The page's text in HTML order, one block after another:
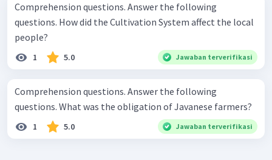
Comprehension questions. Answer the following
questions. How did the Cultivation System affect the local
people?
1 5.0 Jawaban terverifikasi
Comprehension questions. Answer the following
questions. What was the obligation of Javanese farmers?
1 5.0 Jawaban terverifikasi